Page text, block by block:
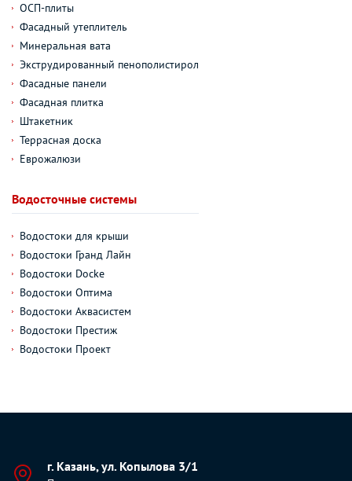
ОСП-плиты
Фасадный утеплитель
Минеральная вата
Экструдированный пенополистирол
Фасадные панели
Фасадная плитка
Штакетник
Террасная доска
Еврожалюзи
Водосточные системы
Водостоки для крыши
Водостоки Гранд Лайн
Водостоки Docke
Водостоки Оптима
Водостоки Аквасистем
Водостоки Престиж
Водостоки Проект
г. Казань, ул. Копылова 3/1